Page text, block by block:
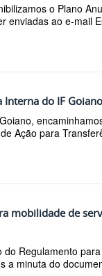
o Plano
enviadas ao e-mail
do IF
Ação para
mobilidade de
Regulamento
a minuta do